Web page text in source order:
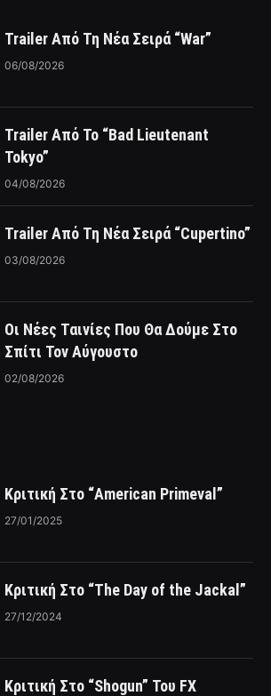
Trailer Από Τη Νέα Σειρά “War”
06/08/2026
Trailer Από Το “Bad Lieutenant
Tokyo”
04/08/2026
Trailer Από Τη Νέα Σειρά “Cupertino”
03/08/2026
Οι Νέες Ταινίες Που Θα Δούμε Στο
Σπίτι Τον Αύγουστο
02/08/2026
Κριτική Στο “American Primeval”
27/01/2025
Κριτική Στο “The Day of the Jackal”
27/12/2024
Κριτική Στο “Shogun” Του FX